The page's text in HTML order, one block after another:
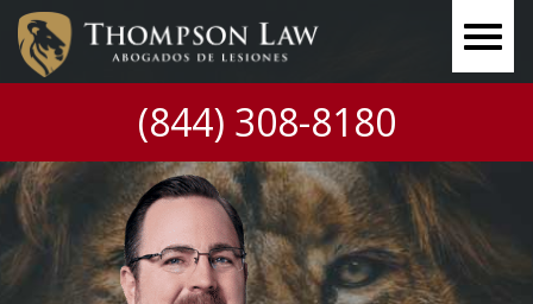
(844) 308-8180